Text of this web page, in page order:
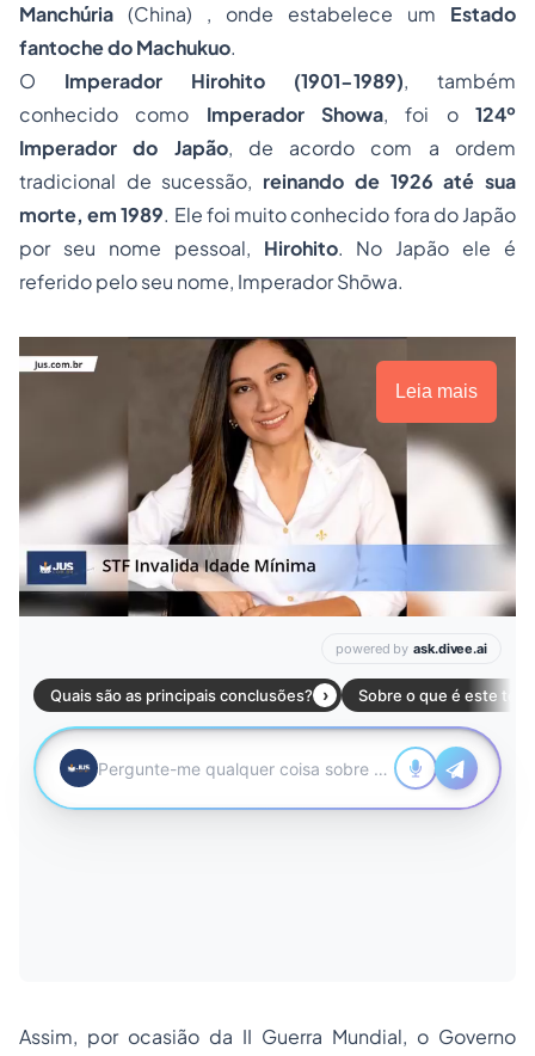
Manchúria (China) , onde estabelece um Estado
fantoche do Machukuo.
O Imperador Hirohito (1901-1989), também
conhecido como Imperador Showa, foi o124º
Imperador do Japão, de acordo com a ordem
tradicional de sucessão, reinando de 1926 até sua
morte, em 1989. Ele foi muito conhecido fora do Japão
por seu nome pessoal, Hirohito. No Japão ele é
referido pelo seu nome, Imperador Shōwa.
Leia mais
Assim, por ocasião da II Guerra Mundial, o Governo